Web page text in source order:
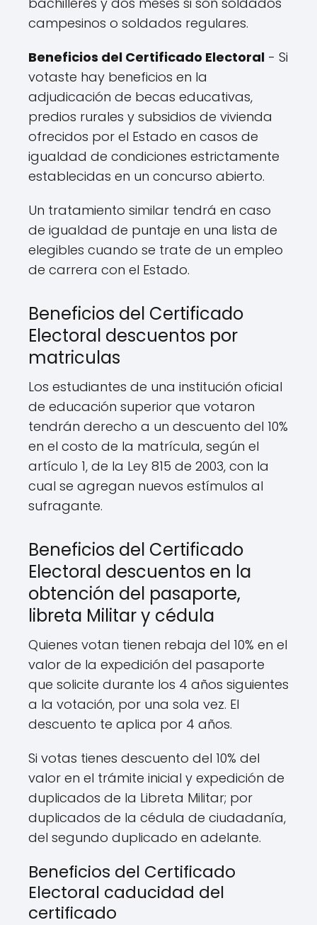
campesinos o soldados regulares.
Beneficios del Certificado Electoral - Si
votaste hay beneficios en la
adjudicación de becas educativas,
predios rurales y subsidios de vivienda
ofrecidos por el Estado en casos de
igualdad de condiciones estrictamente
establecidas en un concurso abierto.
Un tratamiento similar tendrá en caso
de igualdad de puntaje en una lista de
elegibles cuando se trate de un empleo
de carrera con el Estado.
Beneficios del Certificado
Electoral descuentos por
matriculas
Los estudiantes de una institución oficial
de educación superior que votaron
tendrán derecho a un descuento del 10%
en el costo de la matrícula, según el
artículo 1, de la Ley 815 de 2003, con la
cual se agregan nuevos estímulos al
sufragante.
Beneficios del Certificado
Electoral descuentos en la
obtención del pasaporte,
libreta Militar y cédula
Quienes votan tienen rebaja del 10% en el
valor de la expedición del pasaporte
que solicite durante los 4 años siguientes
a la votación, por una sola vez. El
descuento te aplica por 4 años.
Si votas tienes descuento del 10% del
valor en el trámite inicial y expedición de
duplicados de la Libreta Militar; por
duplicados de la cédula de ciudadanía,
del segundo duplicado en adelante.
Beneficios del Certificado
Electoral caducidad del
certificado